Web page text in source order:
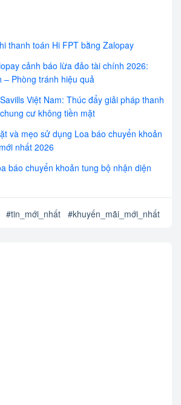
thanh toán Hi FPT bằng Zalopay
cảnh báo lừa đảo tài chính 2026:
– Phòng tránh hiệu quả
Việt Nam: Thúc đẩy giải pháp thanh
cư không tiền mặt
và mẹo sử dụng Loa báo chuyển khoản
nhất 2026
báo chuyển khoản tung bộ nhận diện
#tin_mới_nhất #khuyến_mãi_mới_nhất